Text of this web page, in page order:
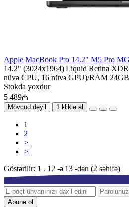
Apple MacBook Pro 14.2" M5 Pro
14.2" (3024x1964) Liquid Retina
nüvə CPU, 16 nüvə GPU)/RAM
Stokda yoxdur
5 489₼
Mövcud deyil 1 kliklə al
1
2
>
>|
Göstərilir: 1 . 12 -ə 13 -dən (2 səhifə)
Abunə ol